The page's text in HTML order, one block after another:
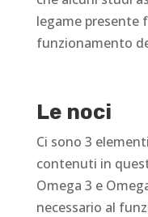
legame presente
funzionamento
Le noci
Ci sono 3
contenuti in
Omega 3 e
necessario al